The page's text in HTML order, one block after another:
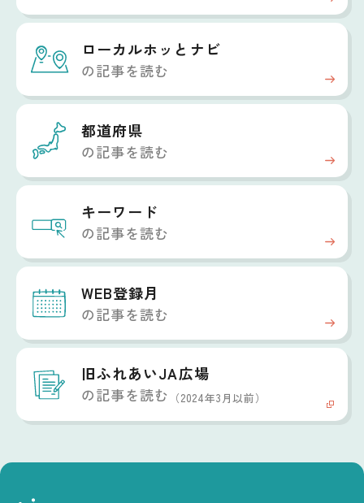
ローカルホッと ナビ
の記事を読む
都道府県
の記事を読む
キーワード
の記事を読む
WEB登録月
の記事を読む
旧ふれあいJA広場
の記事を読む （2024年3月以前）